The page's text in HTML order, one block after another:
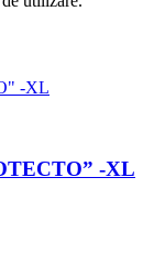
-XL